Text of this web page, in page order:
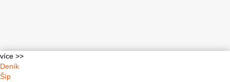
více >>
Deník
Šíp